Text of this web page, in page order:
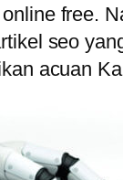
free.
seo
acuan